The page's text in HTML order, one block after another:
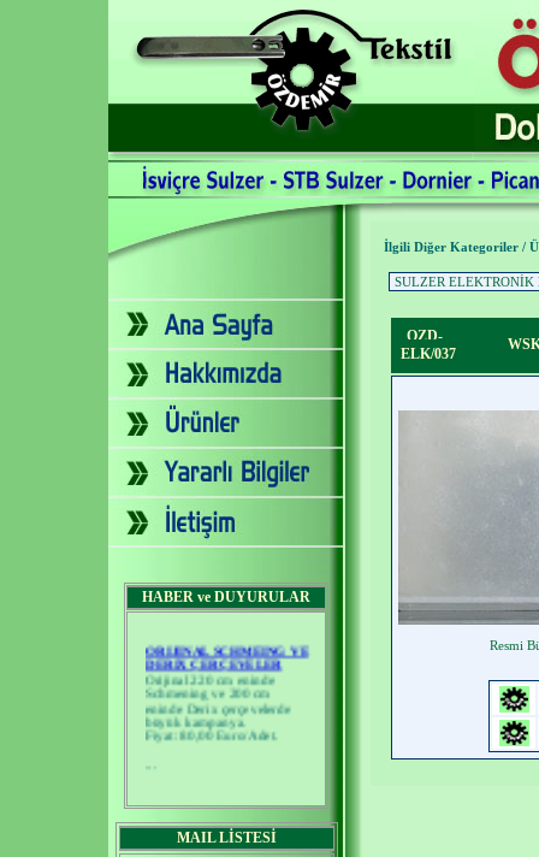
HABER ve DUYURULAR
ORIJINAL SCHMEING VE
DERIX ÇERÇEVELER
Orijinal 220 cm eninde
Schmening ve 200 cm
eninde Derix çerçevelerde
büyük kampanya.
Fiyat: 80,00 Euro/Adet.
MAIL LİSTESİ
İlgili Diğer Kategoriler /
OZD-
ELK/037
Resmi